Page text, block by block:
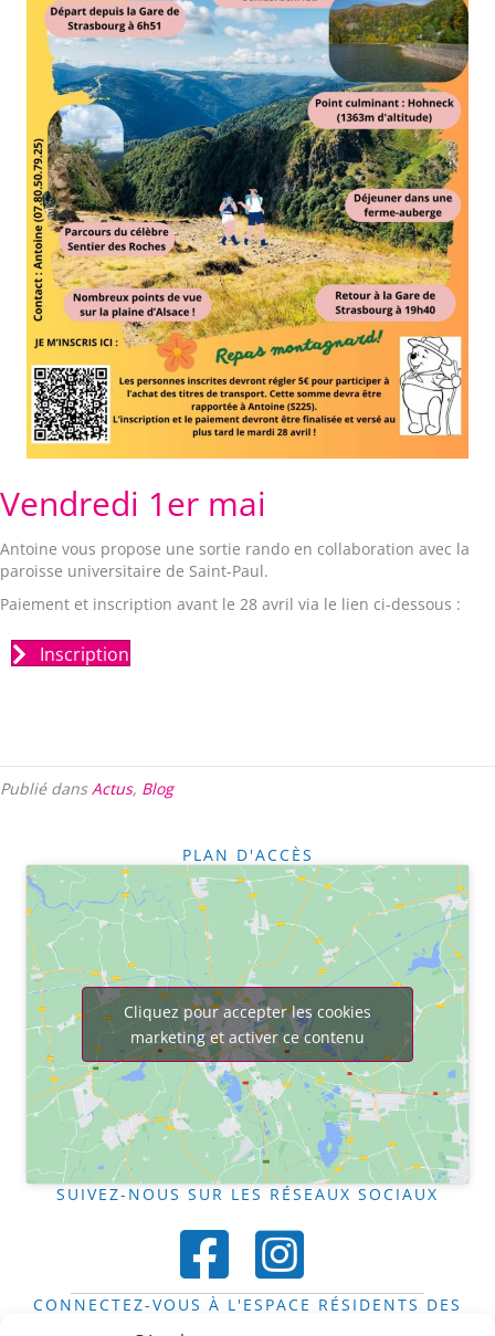
Vendredi 1er mai
Antoine vous propose une sortie rando en collaboration avec la
paroisse universitaire de Saint-Paul.
Paiement et inscription avant le 28 avril via le lien ci-dessous :
Inscription
Publié dansActus, Blog
PLAN D'ACCÈS
Cliquez pour accepter les cookies
marketing et activer ce contenu
SUIVEZ-NOUS SUR LES RÉSEAUX SOCIAUX
CONNECTEZ-VOUS À L'ESPACE RÉSIDENTS DES